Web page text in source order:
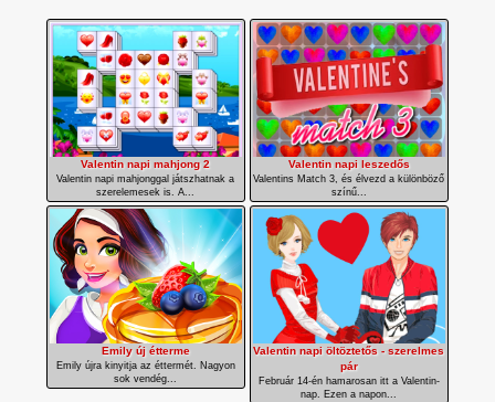
Valentin napi mahjong 2
Valentin napi mahjonggal játszhatnak a
szerelemesek is. A...
Valentin napi leszedős
Valentins Match 3, és élvezd a különböző
színű...
Emily új étterme
Emily újra kinyitja az éttermét. Nagyon
sok vendég...
Valentin napi öltöztetős - szerelmes
pár
Február 14-én hamarosan itt a Valentin-
nap. Ezen a napon...